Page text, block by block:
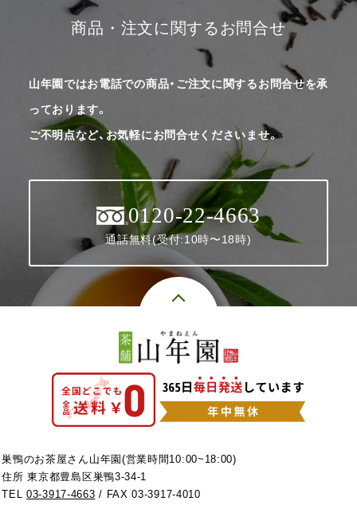
商品・注文に関するお問合せ
山年園ではお電話での商品・ご注文に関するお問合せを承
っております。
ご不明点など、お気軽にお問合せくださいませ。
0120-22-4663
通話無料(受付:10時〜18時)
巣鴨のお茶屋さん山年園(営業時間10:00~18:00)
住所 東京都豊島区巣鴨3-34-1
TEL03-3917-4663 / FAX 03-3917-4010